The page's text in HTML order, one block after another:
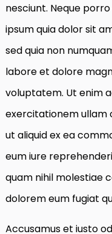
nesciunt. Neque
ipsum quia dolor sit
sed quia non
labore et dolore
voluptatem. Ut enim
exercitationem ullam
ut aliquid ex ea
eum iure
quam nihil molestiae
dolorem eum fugiat
Accusamus et iusto